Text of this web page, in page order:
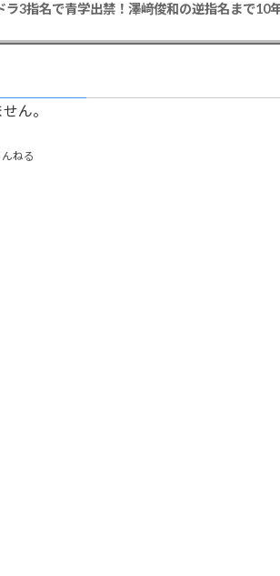
ラ3指名で青学出禁！澤﨑俊和の逆指名まで10
ん。
ねる